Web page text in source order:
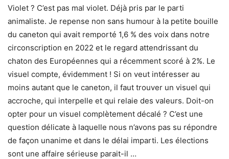
Violet ? C’est pas mal violet. Déjà pris par le parti
animaliste. Je repense non sans humour à la petite bouille
du caneton qui avait remporté 1,6 % des voix dans notre
circonscription en 2022 et le regard attendrissant du
chaton des Européennes qui a récemment scoré à 2%. Le
visuel compte, évidemment ! Si on veut intéresser au
moins autant que le caneton, il faut trouver un visuel qui
accroche, qui interpelle et qui relaie des valeurs. Doit-on
opter pour un visuel complètement décalé ? C’est une
question délicate à laquelle nous n’avons pas su répondre
de façon unanime et dans le délai imparti. Les élections
sont une affaire sérieuse parait-il …